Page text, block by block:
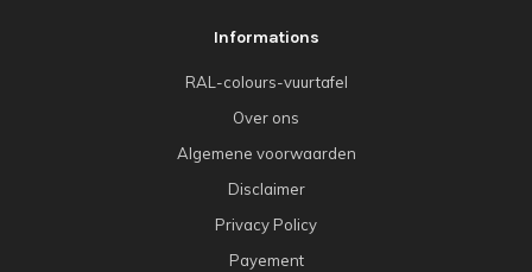
Informations
RAL-colours-vuurtafel
Over ons
Algemene voorwaarden
Disclaimer
Privacy Policy
Payement